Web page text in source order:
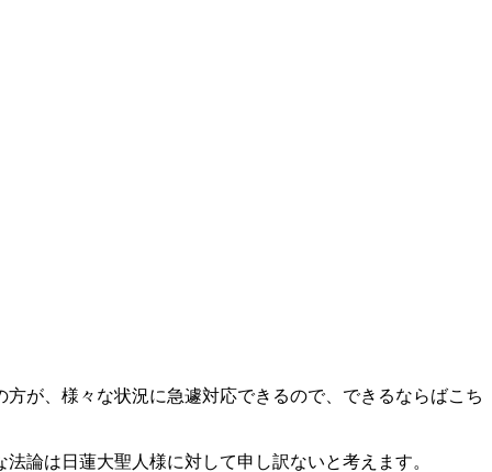
、様々な状況に急遽対応できるので、できるならばこち
論は日蓮大聖人様に対して申し訳ないと考えます。